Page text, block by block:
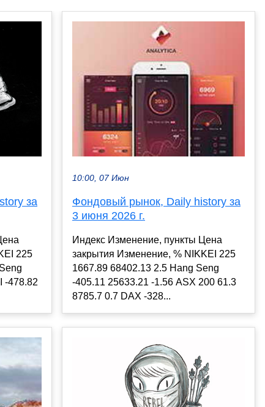
за
225
-478.82
10:00, 07 Июн
Фондовый рынок, Daily history за
3 июня 2026 г.
Индекс Изменение, пункты Цена
закрытия Изменение, % NIKKEI 225
1667.89 68402.13 2.5 Hang Seng
-405.11 25633.21 -1.56 ASX 200 61.3
8785.7 0.7 DAX -328...